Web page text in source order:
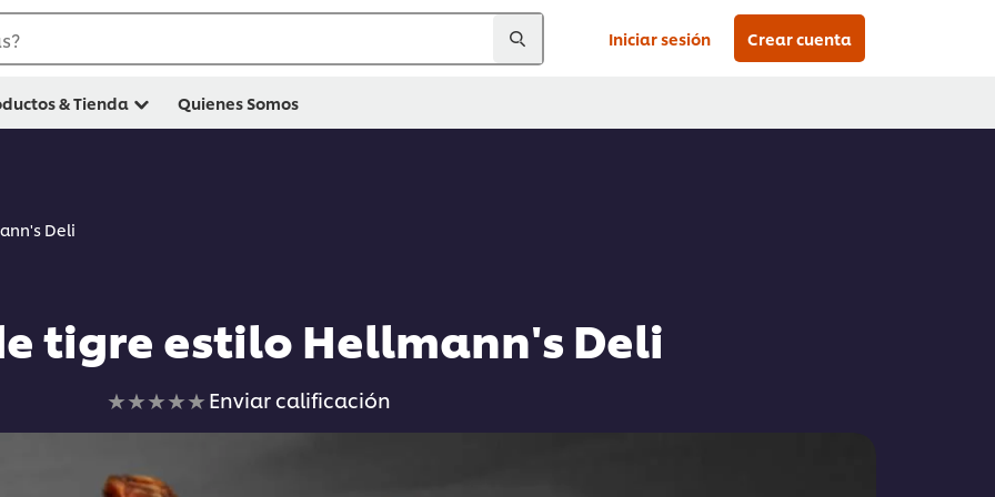
Iniciar sesión Crear cuenta
& Tienda Quienes Somos
Deli
tigre estilo Hellmann's Deli
No
se
Enviar calificación